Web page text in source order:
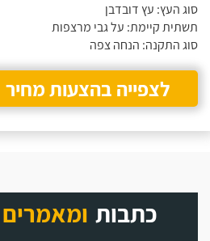
סוג העץ: עץ דובדבן
תשתית קיימת: על גבי מרצפות
סוג התקנה: הנחה צפה
לצפייה בהצעות מחיר
כתבות ומאמרים